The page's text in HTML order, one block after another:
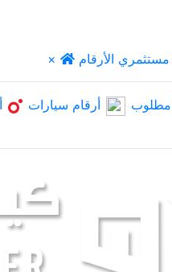
× مستثمري الأرقام
مطلوب أرقام سيارات